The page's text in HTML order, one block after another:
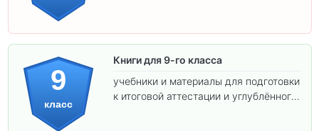
9
класс
Книги для 9-го класса
учебники и материалы для подготовки
к итоговой аттестации и углублённого